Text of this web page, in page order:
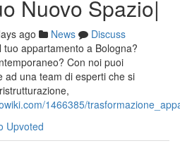
Nuovo Spazio|
ago News
Discuss
appartamento a Bologna?
Con noi puoi
ad una team di esperti che si
1466385/
Upvoted